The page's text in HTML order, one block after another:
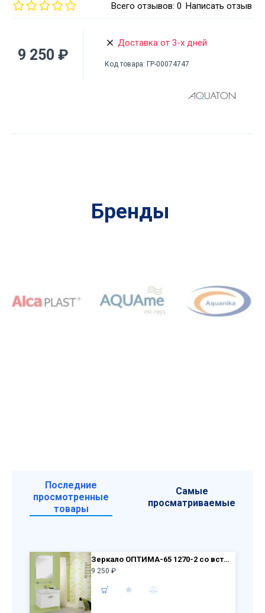
Всего отзывов: 0 Написать отзыв
9 250 ₽
Доставка от 3-х дней
Код товара: ГР-00074747
Бренды
Последние
просмотренные
товары
Самые
просматриваемые
Зеркало ОПТИМА-65 1270-2 со встроенным светильником 1A127002OP010 650x800x32
9 250 ₽